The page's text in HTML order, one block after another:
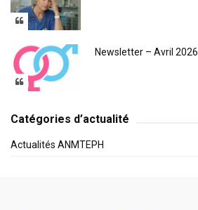
Newsletter – Avril 2026
Catégories d’actualité
Actualités ANMTEPH